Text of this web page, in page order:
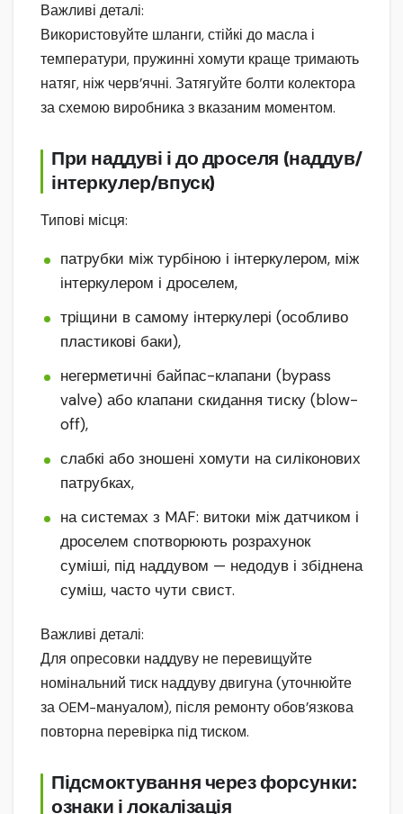
Важливі деталі:
Використовуйте шланги, стійкі до масла і
температури, пружинні хомути краще тримають
натяг, ніж черв’ячні. Затягуйте болти колектора
за схемою виробника з вказаним моментом.
При наддуві і до дроселя (наддув/
інтеркулер/впуск)
Типові місця:
патрубки між турбіною і інтеркулером, між
інтеркулером і дроселем,
тріщини в самому інтеркулері (особливо
пластикові баки),
негерметичні байпас-клапани (bypass
valve) або клапани скидання тиску (blow-
off),
слабкі або зношені хомути на силіконових
патрубках,
на системах з MAF: витоки між датчиком і
дроселем спотворюють розрахунок
суміші, під наддувом — недодув і збіднена
суміш, часто чути свист.
Важливі деталі:
Для опресовки наддуву не перевищуйте
номінальний тиск наддуву двигуна (уточнюйте
за OEM-мануалом), після ремонту обов’язкова
повторна перевірка під тиском.
Підсмоктування через форсунки:
ознаки і локалізація